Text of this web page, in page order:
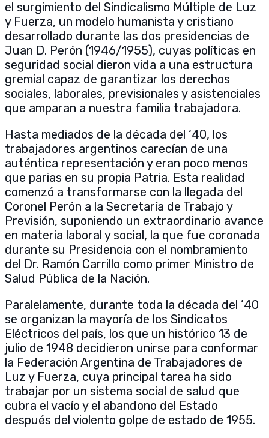
el surgimiento del Sindicalismo Múltiple de Luz
y Fuerza, un modelo humanista y cristiano
desarrollado durante las dos presidencias de
Juan D. Perón (1946/1955), cuyas políticas en
seguridad social dieron vida a una estructura
gremial capaz de garantizar los derechos
sociales, laborales, previsionales y asistenciales
que amparan a nuestra familia trabajadora.
Hasta mediados de la década del ‘40, los
trabajadores argentinos carecían de una
auténtica representación y eran poco menos
que parias en su propia Patria. Esta realidad
comenzó a transformarse con la llegada del
Coronel Perón a la Secretaría de Trabajo y
Previsión, suponiendo un extraordinario avance
en materia laboral y social, la que fue coronada
durante su Presidencia con el nombramiento
del Dr. Ramón Carrillo como primer Ministro de
Salud Pública de la Nación.
Paralelamente, durante toda la década del ’40
se organizan la mayoría de los Sindicatos
Eléctricos del país, los que un histórico 13 de
julio de 1948 decidieron unirse para conformar
la Federación Argentina de Trabajadores de
Luz y Fuerza, cuya principal tarea ha sido
trabajar por un sistema social de salud que
cubra el vacío y el abandono del Estado
después del violento golpe de estado de 1955.